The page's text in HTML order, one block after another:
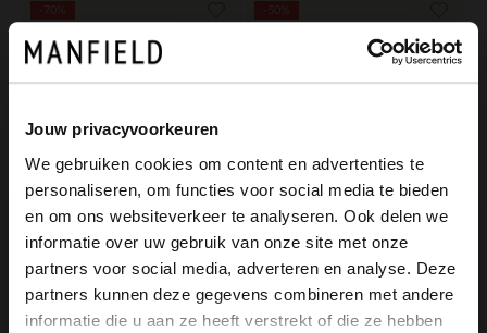
Jouw privacyvoorkeuren
We gebruiken cookies om content en advertenties te
personaliseren, om functies voor social media te bieden
en om ons websiteverkeer te analyseren. Ook delen we
informatie over uw gebruik van onze site met onze
partners voor social media, adverteren en analyse. Deze
partners kunnen deze gegevens combineren met andere
informatie die u aan ze heeft verstrekt of die ze hebben
Manfield
Licht roze oorbellen met gouden randje
14.99
4.50
Manfield
×
View this website in English?
It looks like your language isn't Dutch. Would
you like to switch to English?